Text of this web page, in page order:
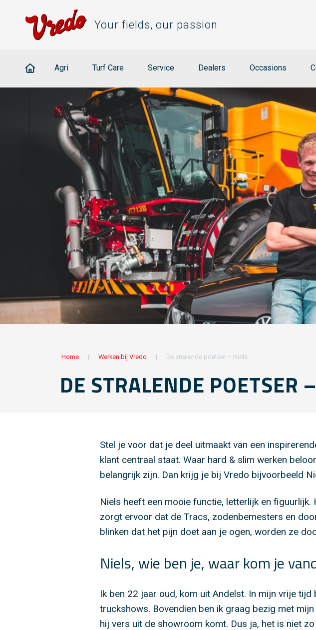
Your fields, our passion
Agri Turf Care Service Dealers Occasions
Home | Werken bij Vredo | De stralende poetser – Niels
DE STRALENDE POETSER
Stel je voor dat je deel uitmaakt van een
klant centraal staat. Waar hard & slim werken
belangrijk zijn. Dan krijg je bij Vredo bijvoorbeeld
Niels heeft een mooie functie, letterlijk en
zorgt ervoor dat de Tracs, zodenbemesters en
blinken dat het pijn doet aan je ogen, worden ze
Niels, wie ben je, waar kom je
Ik ben 22 jaar oud, kom uit Andelst. In mijn vrije
truckshows. Bovendien ben ik graag bezig met
hij vers uit de showroom komt. Dus ja, het is niet